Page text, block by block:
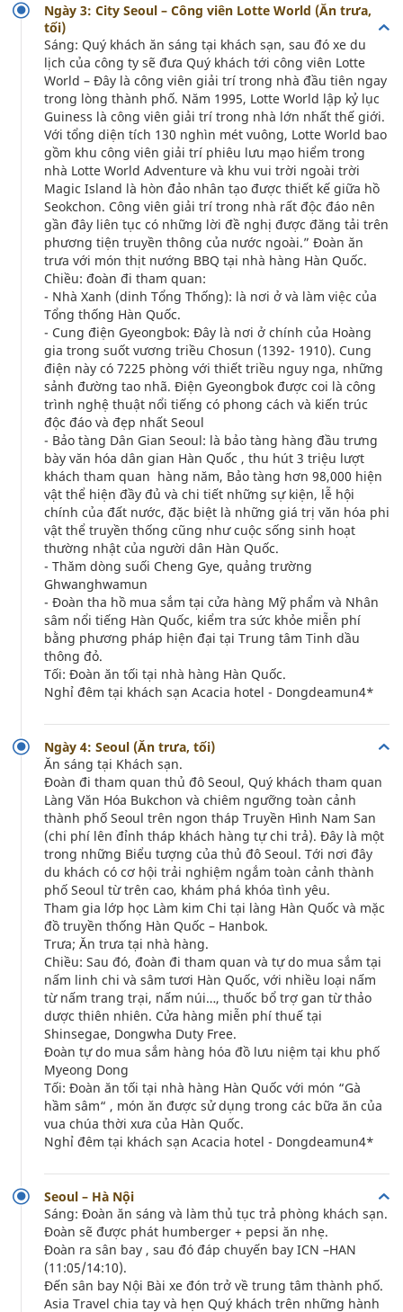
Ngày 3: City Seoul – Công viên Lotte World (Ăn trưa,
tối)
Sáng: Quý khách ăn sáng tại khách sạn, sau đó xe du
lịch của công ty sẽ đưa Quý khách tới công viên Lotte
World – Đây là công viên giải trí trong nhà đầu tiên ngay
trong lòng thành phố. Năm 1995, Lotte World lập kỷ lục
Guiness là công viên giải trí trong nhà lớn nhất thế giới.
Với tổng diện tích 130 nghìn mét vuông, Lotte World bao
gồm khu công viên giải trí phiêu lưu mạo hiểm trong
nhà Lotte World Adventure và khu vui trời ngoài trời
Magic Island là hòn đảo nhân tạo được thiết kế giữa hồ
Seokchon. Công viên giải trí trong nhà rất độc đáo nên
gần đây liên tục có những lời đề nghị được đăng tải trên
phương tiện truyền thông của nước ngoài.” Đoàn ăn
trưa với món thịt nướng BBQ tại nhà hàng Hàn Quốc.
Chiều: đoàn đi tham quan:
- Nhà Xanh (dinh Tổng Thống): là nơi ở và làm việc của
Tổng thống Hàn Quốc.
- Cung điện Gyeongbok: Đây là nơi ở chính của Hoàng
gia trong suốt vương triều Chosun (1392- 1910). Cung
điện này có 7225 phòng với thiết triều nguy nga, những
sảnh đường tao nhã. Điện Gyeongbok được coi là công
trình nghệ thuật nổi tiếng có phong cách và kiến trúc
độc đáo và đẹp nhất Seoul
- Bảo tàng Dân Gian Seoul: là bảo tàng hàng đầu trưng
bày văn hóa dân gian Hàn Quốc , thu hút 3 triệu lượt
khách tham quan hàng năm, Bảo tàng hơn 98,000 hiện
vật thể hiện đầy đủ và chi tiết những sự kiện, lễ hội
chính của đất nước, đặc biệt là những giá trị văn hóa phi
vật thể truyền thống cũng như cuộc sống sinh hoạt
thường nhật của người dân Hàn Quốc.
- Thăm dòng suối Cheng Gye, quảng trường
Ghwanghwamun
- Đoàn tha hồ mua sắm tại cửa hàng Mỹ phẩm và Nhân
sâm nổi tiếng Hàn Quốc, kiểm tra sức khỏe miễn phí
bằng phương pháp hiện đại tại Trung tâm Tinh dầu
thông đỏ.
Tối: Đoàn ăn tối tại nhà hàng Hàn Quốc.
Nghỉ đêm tại khách sạn Acacia hotel - Dongdeamun4*
Ngày 4: Seoul (Ăn trưa, tối)
Ăn sáng tại Khách sạn.
Đoàn đi tham quan thủ đô Seoul, Quý khách tham quan
Làng Văn Hóa Bukchon và chiêm ngưỡng toàn cảnh
thành phố Seoul trên ngon tháp Truyền Hình Nam San
(chi phí lên đỉnh tháp khách hàng tự chi trả). Đây là một
trong những Biểu tượng của thủ đô Seoul. Tới nơi đây
du khách có cơ hội trải nghiệm ngắm toàn cảnh thành
phố Seoul từ trên cao, khám phá khóa tình yêu.
Tham gia lớp học Làm kim Chi tại làng Hàn Quốc và mặc
đồ truyền thống Hàn Quốc – Hanbok.
Trưa; Ăn trưa tại nhà hàng.
Chiều: Sau đó, đoàn đi tham quan và tự do mua sắm tại
nấm linh chi và sâm tươi Hàn Quốc, với nhiều loại nấm
từ nấm trang trại, nấm núi…, thuốc bổ trợ gan từ thảo
dược thiên nhiên. Cửa hàng miễn phí thuế tại
Shinsegae, Dongwha Duty Free.
Đoàn tự do mua sắm hàng hóa đồ lưu niệm tại khu phố
Myeong Dong
Tối: Đoàn ăn tối tại nhà hàng Hàn Quốc với món “Gà
hầm sâm“ , món ăn được sử dụng trong các bữa ăn của
vua chúa thời xưa của Hàn Quốc.
Nghỉ đêm tại khách sạn Acacia hotel - Dongdeamun4*
Seoul – Hà Nội
Sáng: Đoàn ăn sáng và làm thủ tục trả phòng khách sạn.
Đoàn sẽ được phát humberger + pepsi ăn nhẹ.
Đoàn ra sân bay , sau đó đáp chuyến bay ICN –HAN
(11:05/14:10).
Đến sân bay Nội Bài xe đón trở về trung tâm thành phố.
Asia Travel chia tay và hẹn Quý khách trên những hành